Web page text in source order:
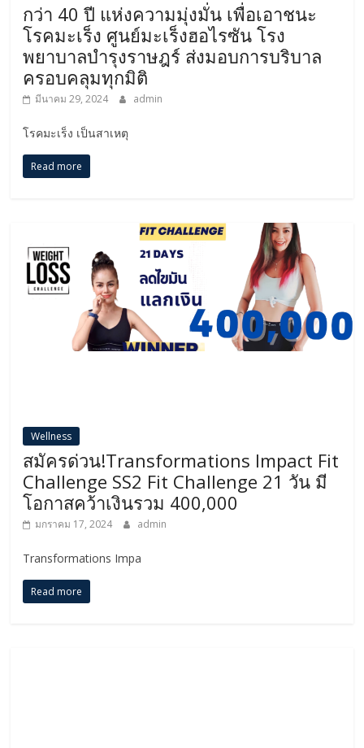
กว่า 40 ปี แห่งความมุ่งมั่น เพื่อเอาชนะ
โรคมะเร็ง ศูนย์มะเร็งฮอไรซัน โรง
พยาบาลบำรุงราษฎร์ ส่งมอบการบริบาล
ครอบคลุมทุกมิติ
มีนาคม 29, 2024 admin
โรคมะเร็ง เป็นสาเหตุ
Read more
Wellness
สมัครด่วน!Transformations Impact Fit
Challenge SS2 Fit Challenge 21 วัน มี
โอกาสคว้าเงินรวม 400,000
มกราคม 17, 2024 admin
Transformations Impa
Read more